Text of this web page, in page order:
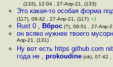
(133), 12:04 , 27-Апр-21, (133)
Это какая-то особая форма
(117), 09:42 , 27-Апр-21, (117) +1
Rust 0 , Вброс(?), 09:51 , 27-Апр-
он всяко нужнее твоего
Апр-21, (131)
Ну вот есть https github com
года не , prokoudine(ok), 07:42 ,